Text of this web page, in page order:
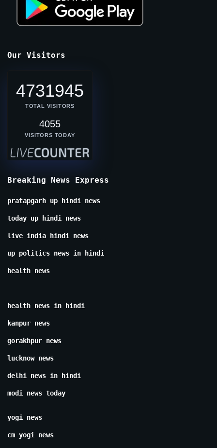
Our Visitors
4731945
TOTAL VISITORS
4055
VISITORS TODAY
Breaking News Express
pratapgarh up hindi news
today up hindi news
live india hindi news
up politics news in hindi
health news
health news in hindi
kanpur news
gorakhpur news
lucknow news
delhi news in hindi
modi news today
yogi news
cm yogi news